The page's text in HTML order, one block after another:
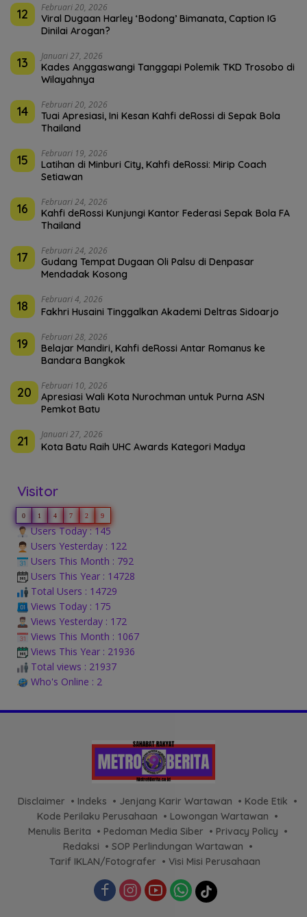
12 Februari 20, 2026
Viral Dugaan Harley ‘Bodong’ Bimanata, Caption IG
Dinilai Arogan?
13 Januari 27, 2026
Kades Anggaswangi Tanggapi Polemik TKD Trosobo di
Wilayahnya
14 Februari 20, 2026
Tuai Apresiasi, Ini Kesan Kahfi deRossi di Sepak Bola
Thailand
15 Februari 19, 2026
Latihan di Minburi City, Kahfi deRossi: Mirip Coach
Setiawan
16 Februari 24, 2026
Kahfi deRossi Kunjungi Kantor Federasi Sepak Bola FA
Thailand
17 Februari 24, 2026
Gudang Tempat Dugaan Oli Palsu di Denpasar
Mendadak Kosong
18 Februari 4, 2026
Fakhri Husaini Tinggalkan Akademi Deltras Sidoarjo
19 Februari 28, 2026
Belajar Mandiri, Kahfi deRossi Antar Romanus ke
Bandara Bangkok
20 Februari 10, 2026
Apresiasi Wali Kota Nurochman untuk Purna ASN
Pemkot Batu
21 Januari 27, 2026
Kota Batu Raih UHC Awards Kategori Madya
Visitor
0 1 4 7 2 9
Users Today : 145
Users Yesterday : 122
Users This Month : 792
Users This Year : 14728
Total Users : 14729
Views Today : 175
Views Yesterday : 172
Views This Month : 1067
Views This Year : 21936
Total views : 21937
Who's Online : 2
Disclaimer Indeks Jenjang Karir Wartawan
Kode Etik
Kode Perilaku Perusahaan
Lowongan Wartawan
Menulis Berita
Pedoman Media Siber
Privacy Policy
Redaksi
SOP Perlindungan Wartawan
Tarif IKLAN/Fotografer
Visi Misi Perusahaan